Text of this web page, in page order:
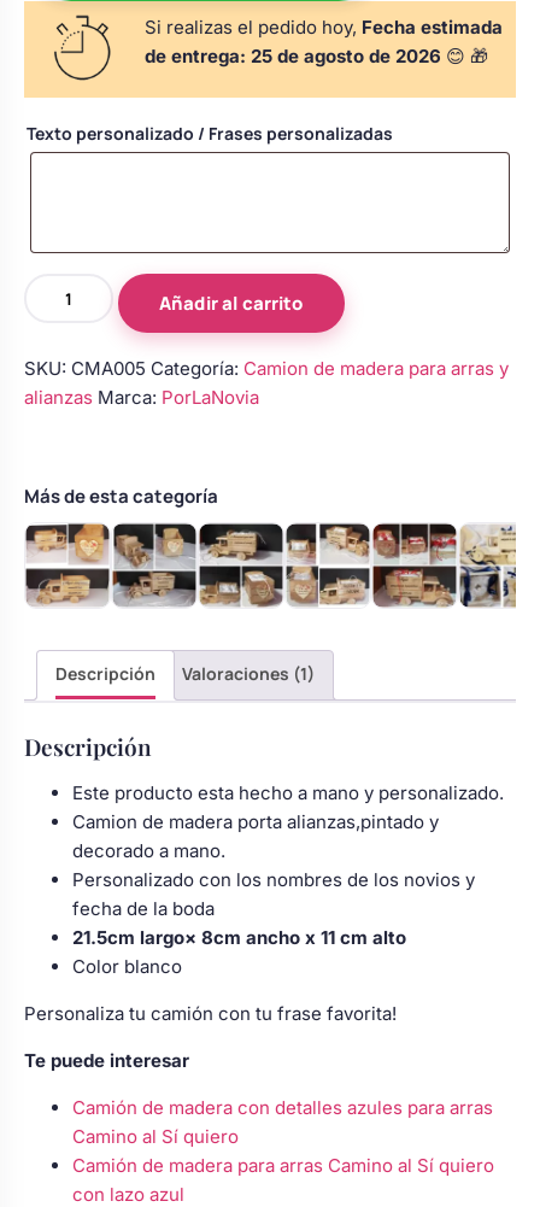
para arras
de boda
y pala tarta
bebé boda
floral coche
Perchas de comunión
personalizadas
Sorpresas y Diversión
Ver todo
Bolsos personalizados
Neceseres personalizados
Ver todo
Si realizas el pedido hoy, Fecha estimada
de entrega: 25 de agosto de 2026 😊 🎁
Texto personalizado / Frases personalizadas
porta
alianzas
cm
Modelo
6
cantidad
Añadir al carrito
SKU: CMA005 Categoría: Camion de madera para arras y
alianzas Marca: PorLaNovia
Más de esta categoría
Descripción Valoraciones (1)
Descripción
Este producto esta hecho a mano y personalizado.
Camion de madera porta alianzas,pintado y
decorado a mano.
Personalizado con los nombres de los novios y
fecha de la boda
21.5cm largo× 8cm ancho x 11 cm alto
Color blanco
Personaliza tu camión con tu frase favorita!
Te puede interesar
Camión de madera con detalles azules para arras
Camino al Sí quiero
Camión de madera para arras Camino al Sí quiero
con lazo azul